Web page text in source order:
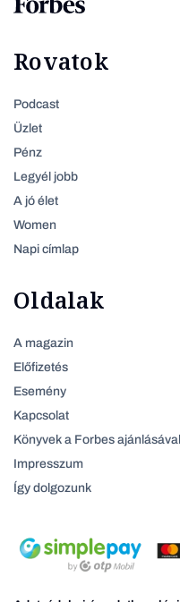
Rovatok
Podcast
Üzlet
Pénz
Legyél jobb
A jó élet
Women
Napi címlap
Oldalak
A magazin
Előfizetés
Esemény
Kapcsolat
Könyvek a Forbes ajánlásával
Impresszum
Így dolgozunk